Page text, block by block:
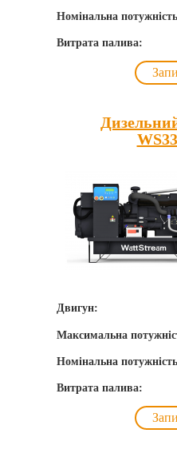
Номінальна
Витрата палива:
Двигун:
Максимальна
Номінальна
Витрата палива: